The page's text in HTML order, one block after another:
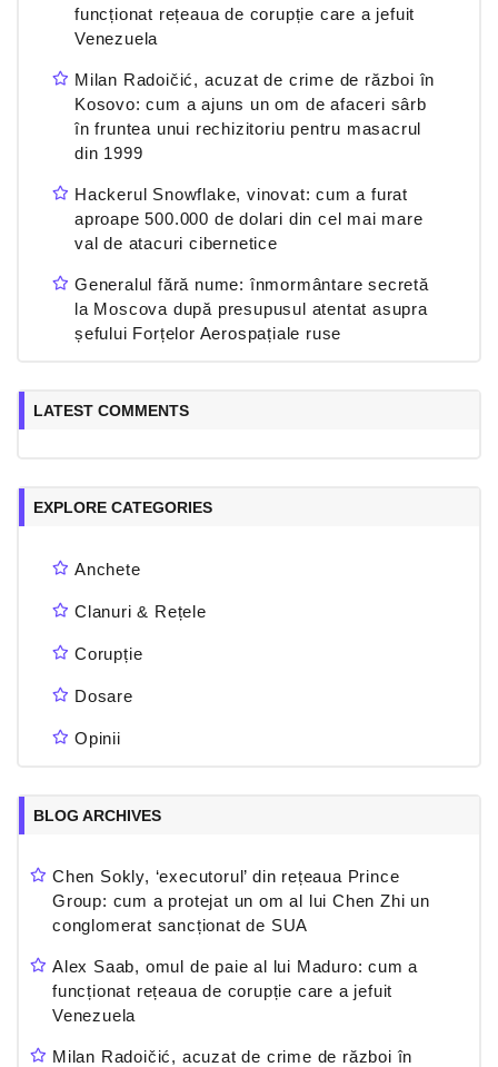
funcționat rețeaua de corupție care a jefuit
Venezuela
Milan Radoičić, acuzat de crime de război în
Kosovo: cum a ajuns un om de afaceri sârb
în fruntea unui rechizitoriu pentru masacrul
din 1999
Hackerul Snowflake, vinovat: cum a furat
aproape 500.000 de dolari din cel mai mare
val de atacuri cibernetice
Generalul fără nume: înmormântare secretă
la Moscova după presupusul atentat asupra
șefului Forțelor Aerospațiale ruse
LATEST COMMENTS
EXPLORE CATEGORIES
Anchete
Clanuri & Rețele
Corupție
Dosare
Opinii
BLOG ARCHIVES
Chen Sokly, ‘executorul’ din rețeaua Prince
Group: cum a protejat un om al lui Chen Zhi un
conglomerat sancționat de SUA
Alex Saab, omul de paie al lui Maduro: cum a
funcționat rețeaua de corupție care a jefuit
Venezuela
Milan Radoičić, acuzat de crime de război în